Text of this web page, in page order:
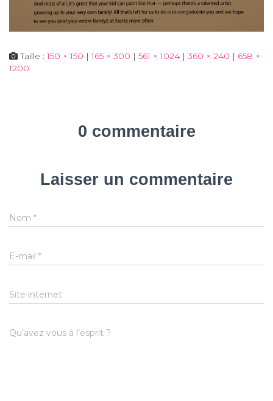
Taille :150 × 150 | 165 × 300 | 561 × 1024 | 360 × 240 | 658 ×
1200
0 commentaire
Laisser un commentaire
Nom *
E-mail *
Site internet
Qu’avez vous à l’esprit ?